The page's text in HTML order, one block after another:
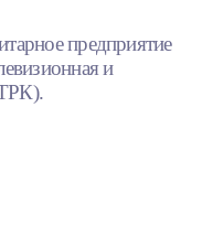
предприятие
и